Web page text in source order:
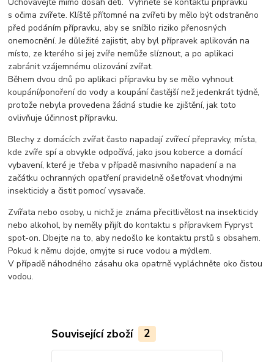
s očima zvířete. Klíště přítomné na zvířeti by mělo být odstraněno
před podáním přípravku, aby se snížilo riziko přenosných
onemocnění. Je důležité zajistit, aby byl přípravek aplikován na
místo, ze kterého si jej zvíře nemůže slíznout, a po aplikaci
zabránit vzájemnému olizování zvířat.
Během dvou dnů po aplikaci přípravku by se mělo vyhnout
koupání/ponoření do vody a koupání častější než jedenkrát týdně,
protože nebyla provedena žádná studie ke zjištění, jak toto
ovlivňuje účinnost přípravku.
Blechy z domácích zvířat často napadají zvířecí přepravky, místa,
kde zvíře spí a obvykle odpočívá, jako jsou koberce a domácí
vybavení, které je třeba v případě masivního napadení a na
začátku ochranných opatření pravidelně ošetřovat vhodnými
insekticidy a čistit pomocí vysavače.
Zvířata nebo osoby, u nichž je známa přecitlivělost na insekticidy
nebo alkohol, by neměly přijít do kontaktu s přípravkem Fypryst
spot-on. Dbejte na to, aby nedošlo ke kontaktu prstů s obsahem.
Pokud k němu dojde, omyjte si ruce vodou a mýdlem.
V případě náhodného zásahu oka opatrně vypláchněte oko čistou
vodou.
Související zboží 2